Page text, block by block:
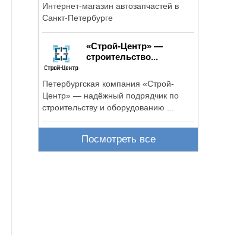
Интернет-магазин автозапчастей в
Санкт-Петербурге
«Строй-Центр» —
строительство...
Петербургская компания «Строй-
Центр» — надёжный подрядчик по
строительству и оборудованию ...
Посмотреть все